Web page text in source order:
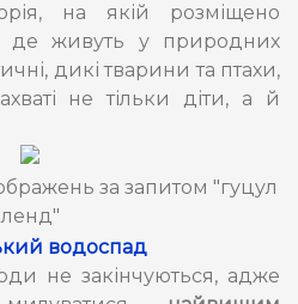
на якій розміщено
де живуть у природних
дикі тварини та птахи,
не тільки діти, а й
водоспад
не закінчуються, адже